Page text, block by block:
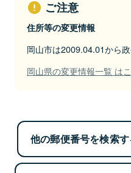
ご注意
住所等の変更情報
岡山市は2009.04.01から
岡山県の変更情報一覧 は
他の郵便番号を検索す